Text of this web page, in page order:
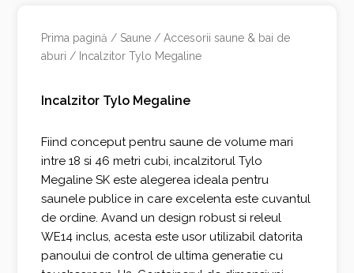
Prima pagină / Saune /Accesorii saune & bai de
aburi / Incalzitor Tylo Megaline
Incalzitor Tylo Megaline
Fiind conceput pentru saune de volume mari
intre 18 si 46 metri cubi, incalzitorul Tylo
Megaline SK este alegerea ideala pentru
saunele publice in care excelenta este cuvantul
de ordine. Avand un design robust si releul
WE14 inclus, acesta este usor utilizabil datorita
panoului de control de ultima generatie cu